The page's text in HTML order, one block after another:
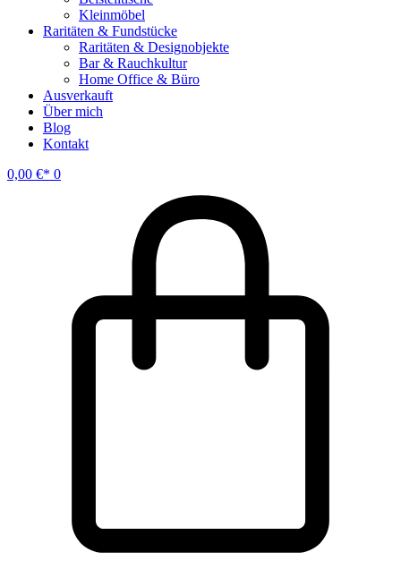
Kleinmöbel
Raritäten & Fundstücke
Raritäten & Designobjekte
Bar & Rauchkultur
Home Office & Büro
Ausverkauft
Über mich
Blog
Kontakt
0,00 € 0